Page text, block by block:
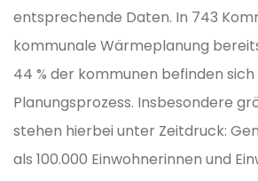
entsprechende Daten. In 743
kommunale Wärmeplanung
44 % der kommunen befinden sich
Planungsprozess. Insbesondere
stehen hierbei unter Zeitdruck:
als 100.000 Einwohnerinnen und